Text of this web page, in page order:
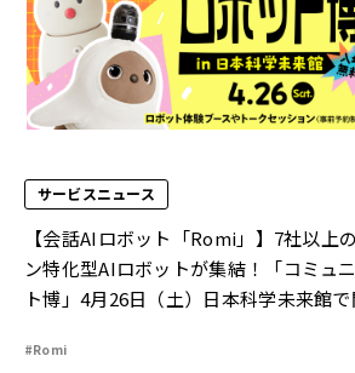
サービスニュース
【会話AIロボット「Romi」】7社以上
ン特化型AIロボットが集結！「コミュ
ト博」4月26日（土）日本科学未来館
#Romi